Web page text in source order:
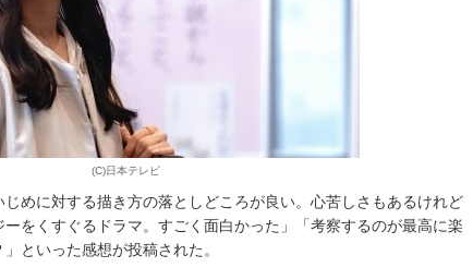
(C)日本テレビ
めに対する描き方の落としどころが良い。心苦しさもあるけれど
をくすぐるドラマ。すごく面白かった」「考察するのが最高に楽
といった感想が投稿された。